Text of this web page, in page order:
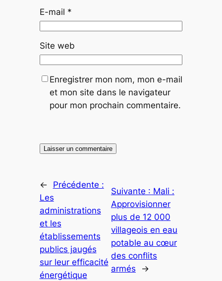
E-mail *
Site web
Enregistrer mon nom, mon e-mail
et mon site dans le navigateur
pour mon prochain commentaire.
←
Précédente :
Les
administrations
et les
établissements
publics jaugés
sur leur efficacité
énergétique
Suivante : Mali :
Approvisionner
plus de 12 000
villageois en eau
potable au cœur
des conflits
armés
→